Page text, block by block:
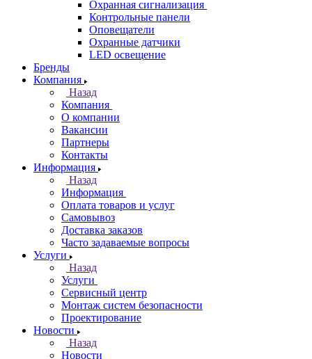
Охранная сигнализация
Контрольные панели
Оповещатели
Охранные датчики
LED освещение
Бренды
Компания
Назад
Компания
О компании
Вакансии
Партнеры
Контакты
Информация
Назад
Информация
Оплата товаров и услуг
Самовывоз
Доставка заказов
Часто задаваемые вопросы
Услуги
Назад
Услуги
Сервисный центр
Монтаж систем безопасности
Проектирование
Новости
Назад
Новости